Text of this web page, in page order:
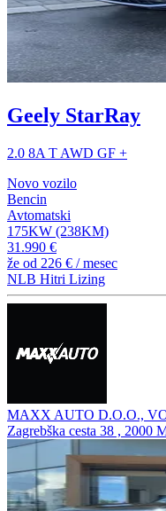
Geely StarRay
2.0 8A T AWD GF +
Novo vozilo
Bencin
Avtomatski
175KW (238KM)
31.990 €
že od 226 € / mesec
NLB Hitri Lizing
MAXX AUTO D.O.O.,
Zagrebška cesta 38 , 2000